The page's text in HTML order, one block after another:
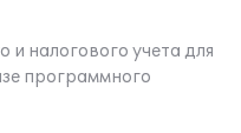
и налогового учета для
программного